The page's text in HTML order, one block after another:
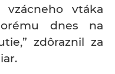
vtáka
dnes na
zdôraznil za